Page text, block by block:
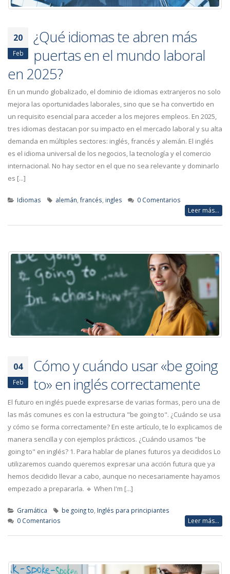
20
Feb
¿Qué idiomas te abren más
puertas en el mundo laboral
en 2025?
En un mundo globalizado, el dominio de idiomas extranjeros no solo
mejora las oportunidades laborales, sino que se ha convertido en
un requisito esencial para acceder a los mejores empleos. En 2025,
tres idiomas destacan por su impacto en el mercado laboral y su alta
demanda en múltiples sectores: inglés, francés y alemán. El inglés
es el idioma universal de los negocios, la tecnología y el comercio
internacional. No hay sector en el que no sea relevante y dominarlo
es [...]
Idiomas alemán,francés, ingles 0 Comentarios
Leer más...
04
Feb
Cómo y cuándo usar «be going
to» en inglés correctamente
El futuro en inglés puede expresarse de varias formas, pero una de
las más comunes es con la estructura "be going to". ¿Cuándo se usa
y cómo se forma correctamente? En este artículo, te lo explicamos de
manera sencilla y con ejemplos prácticos. ¿Cuándo usamos "be
going to" en inglés? 1. Para hablar de planes futuros ya decididos Lo
utilizaremos cuando queremos expresar una acción futura que ya
hemos decidido llevar a cabo, aunque no necesariamente hayamos
empezado a prepararla. 🔹 When I'm [...]
Gramática be going to Inglés para principiantes
0 Comentarios
Leer más...